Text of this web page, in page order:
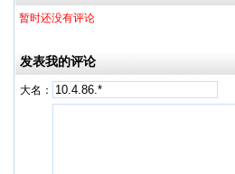
暂时还没有评论
发表我的评论
大名：